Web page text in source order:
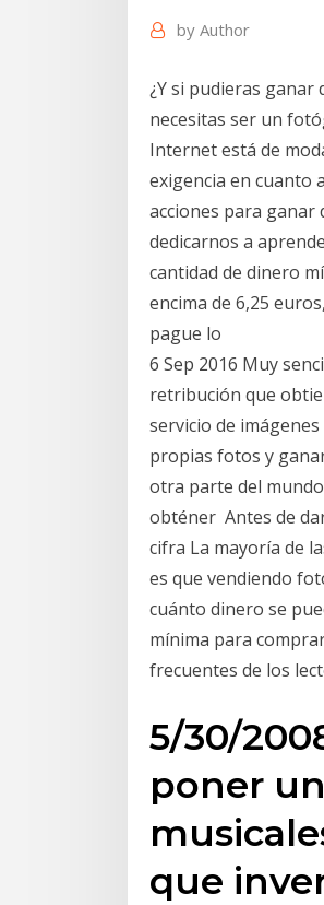
by Author
¿Y si pudieras
necesitas ser un
Internet está de
exigencia en cuanto
acciones para ganar
dedicarnos a
cantidad de dinero
encima de 6,25
pague lo
6 Sep 2016 Muy
retribución que
servicio de
propias fotos y
otra parte del
obténer Antes de
cifra La mayoría de
es que vendiendo
cuánto dinero se
mínima para
frecuentes de los
5/30/
poner
que